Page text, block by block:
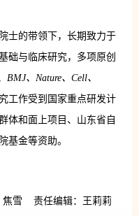
士的带领下，长期致力于
础与临床研究，多项原创
BMJ、Nature、Cell、
工作受到国家重点研发计
体和面上项目、山东省自
基金等资助。
焦雪 责任编辑：王莉莉